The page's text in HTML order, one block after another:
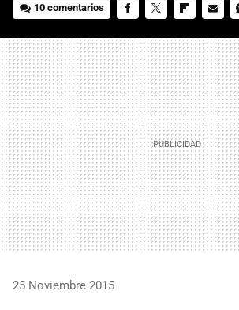
10 comentarios
MAIL
25 Noviembre 2015